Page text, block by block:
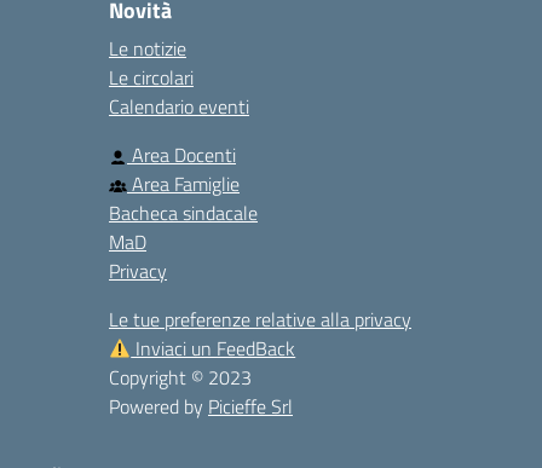
Novità
Le notizie
Le circolari
Calendario eventi
Area Docenti
Area Famiglie
Bacheca sindacale
MaD
Privacy
Le tue preferenze relative alla privacy
Inviaci un FeedBack
Copyright © 2023
Powered by Picieffe Srl